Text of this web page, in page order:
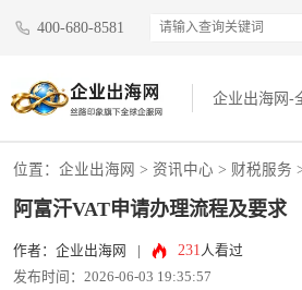
400-680-8581
企业出海网-
位置： 企业出海网 > 资讯中心 > 财税服务
阿富汗VAT申请办理流程及要求
作者：企业出海网 231人看过
发布时间：2026-06-03 19:35:57